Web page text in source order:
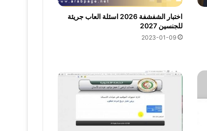
اختبار الشفشفة 2026 اسئلة العاب جريئة
للجنسين 2027
2023-01-09